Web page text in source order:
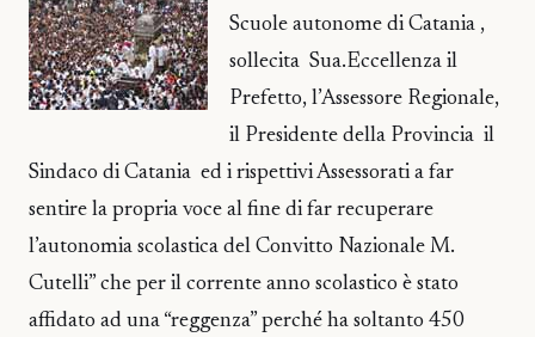
Scuole autonome di Catania ,
sollecita Sua.Eccellenza il
Prefetto, l’Assessore Regionale,
il Presidente della Provincia il
Sindaco di Catania ed i rispettivi Assessorati a far
sentire la propria voce al fine di far recuperare
l’autonomia scolastica del Convitto Nazionale M.
Cutelli” che per il corrente anno scolastico è stato
affidato ad una “reggenza” perché ha soltanto 450